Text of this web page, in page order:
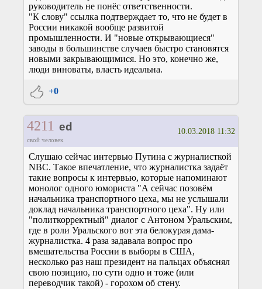
руководитель не понёс ответственности.
"К слову" ссылка подтверждает то, что не будет в
России никакой вообще развитой
промышленности. И "новые открывающиеся"
заводы в большинстве случаев быстро становятся
новыми закрывающимися. Но это, конечно же,
люди виноваты, власть идеальна.
+0
4211 ed
свой человек
10.03.2018 11:32
Слушаю сейчас интервью Путина с журналисткой
NBC. Такое впечатление, что журналистка задаёт
такие вопросы к интервью, которые напоминают
монолог одного юмориста "А сейчас позовём
начальника транспортного цеха, мы не услышали
доклад начальника транспортного цеха". Ну или
"политкорректный" диалог с Антоном Уральским,
где в роли Уральского вот эта белокурая дама-
журналистка. 4 раза задавала вопрос про
вмешательства России в выборы в США,
несколько раз наш президент на пальцах объяснял
свою позицию, по сути одно и тоже (или
переводчик такой) - горохом об стену.